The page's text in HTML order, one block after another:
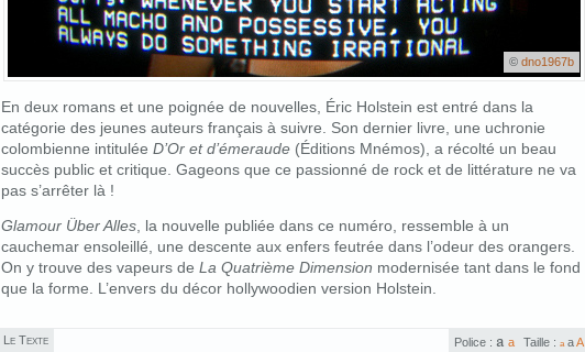
© dno1967b
En deux romans et une poignée de nouvelles, Éric Holstein est entré dans la
catégorie des jeunes auteurs français à suivre. Son dernier livre, une uchronie
colombienne intitulée D’Or et d’émeraude (Éditions Mnémos), a récolté un beau
succès public et critique. Gageons que ce passionné de rock et de littérature ne va
pas s’arrêter là !
Glamour Über Alles, la nouvelle publiée dans ce numéro, ressemble à un
cauchemar ensoleillé, une descente aux enfers feutrée dans l’odeur des orangers.
On y trouve des vapeurs de La Quatrième Dimension modernisée tant dans le fond
que la forme. L’envers du décor hollywoodien version Holstein.
Le Texte Police : a a Taille : a aA